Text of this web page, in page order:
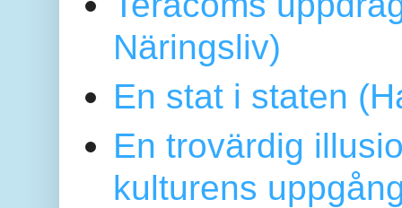
Näringsliv)
En stat i staten
En trovärdig
kulturens